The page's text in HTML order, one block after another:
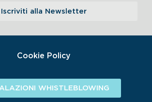
Iscriviti alla Newsletter
Cookie Policy
WHISTLEBLOWING